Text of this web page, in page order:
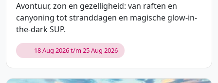
Avontuur, zon en gezelligheid: van raften en
canyoning tot stranddagen en magische glow-in-
the-dark SUP.
18 Aug 2026 t/m 25 Aug 2026